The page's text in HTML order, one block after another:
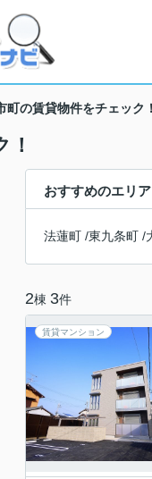
町の賃貸物件をチェック！
おすすめのエリア
法蓮町 /東九条町 /
2棟 3件
賃貸マンション